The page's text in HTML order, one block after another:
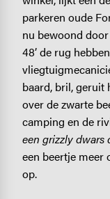
parkeren oude
nu bewoond
48’ de rug
baard, bril, geruit
over de zwarte
camping en de
een grizzly dwars
een beertje
op.